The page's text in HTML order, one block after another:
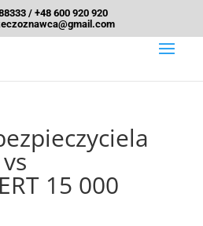
/ +48 600 920 920
15 000